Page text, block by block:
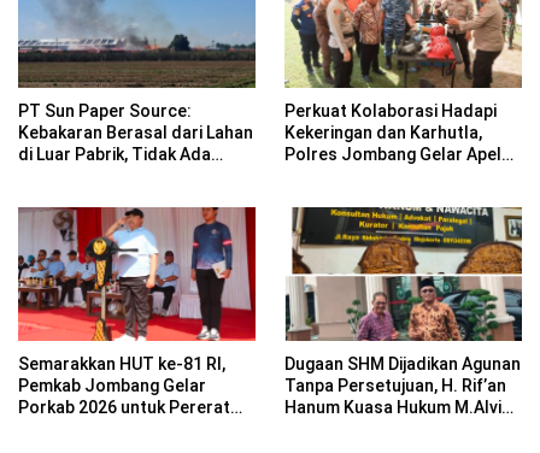
PT Sun Paper Source:
Kebakaran Berasal dari Lahan
di Luar Pabrik, Tidak Ada
Perkuat Kolaborasi Hadapi
Kekeringan dan Karhutla,
Polres Jombang Gelar Apel
Semarakkan HUT ke-81 RI,
Pemkab Jombang Gelar
Porkab 2026 untuk Pererat
Dugaan SHM Dijadikan Agunan
Tanpa Persetujuan, H. Rif’an
Hanum Kuasa Hukum M.Alvin